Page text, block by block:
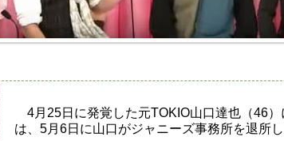
4月25日に発覚した元TOKIO山口達也（46
は、5月6日に山口がジャニーズ事務所を退所